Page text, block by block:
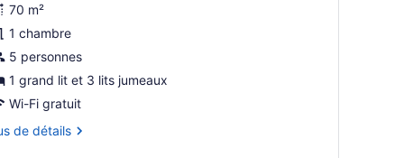
:
70 m²
1 chambre
5 personnes
1 grand lit et 3 lits jumeaux
Wi-Fi gratuit
de détails